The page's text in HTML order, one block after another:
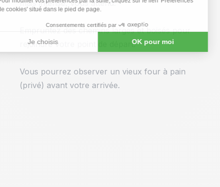
mais intense, vous attend.
Empruntez des chemins larges et boisés pour
rejoindre votre point de départ.
Vous pourrez observer un vieux four à pain
(privé) avant votre arrivée.